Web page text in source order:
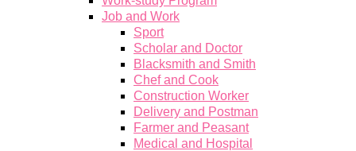
Job and Work
Sport
Scholar and Doctor
Blacksmith and Smith
Chef and Cook
Construction Worker
Delivery and Postman
Farmer and Peasant
Medical and Hospital